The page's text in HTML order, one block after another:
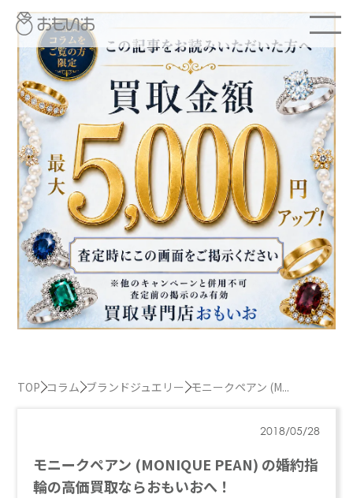
TOP コラム ブランドジュエリー モニークペアン (M...
2018/05/28
モニークペアン (MONIQUE PEAN) の婚約指
輪の高価買取ならおもいおへ！